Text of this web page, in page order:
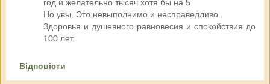
год и желательно тысяч хотя бы на 5.
Но увы. Это невыполнимо и несправедливо.
Здоровья и душевного равновесия и спокойствия до
100 лет.
Відповісти